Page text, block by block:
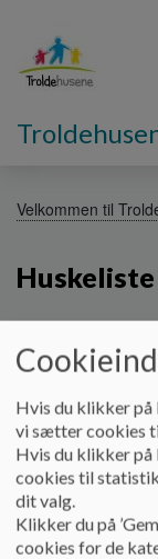
o
Velkommen til
TJEKLISTE TIL
2 PAR
2 BLUSER
2 PAR
2 PAR
2
Hvis du klikker på
vi sætter cookies
Hvis du klikker på
cookies til
dit valg.
Klikker du på
cookies for de